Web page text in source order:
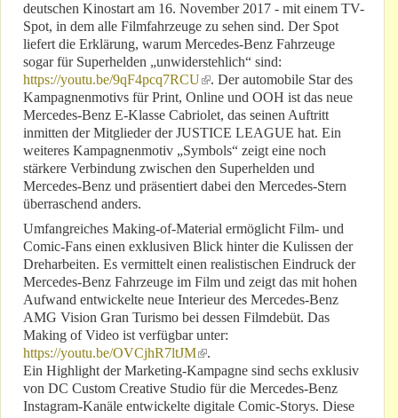
deutschen Kinostart am 16. November 2017 - mit einem TV-
Spot, in dem alle Filmfahrzeuge zu sehen sind. Der Spot
liefert die Erklärung, warum Mercedes-Benz Fahrzeuge
sogar für Superhelden „unwiderstehlich“ sind:
https://youtu.be/9qF4pcq7RCU(link is external)
. Der automobile Star des
Kampagnenmotivs für Print, Online und OOH ist das neue
Mercedes-Benz E-Klasse Cabriolet, das seinen Auftritt
inmitten der Mitglieder der JUSTICE LEAGUE hat. Ein
weiteres Kampagnenmotiv „Symbols“ zeigt eine noch
stärkere Verbindung zwischen den Superhelden und
Mercedes-Benz und präsentiert dabei den Mercedes-Stern
überraschend anders.
Umfangreiches Making-of-Material ermöglicht Film- und
Comic-Fans einen exklusiven Blick hinter die Kulissen der
Dreharbeiten. Es vermittelt einen realistischen Eindruck der
Mercedes-Benz Fahrzeuge im Film und zeigt das mit hohen
Aufwand entwickelte neue Interieur des Mercedes-Benz
AMG Vision Gran Turismo bei dessen Filmdebüt. Das
Making of Video ist verfügbar unter:
https://youtu.be/OVCjhR7ltJM(link is external)
.
Ein Highlight der Marketing-Kampagne sind sechs exklusiv
von DC Custom Creative Studio für die Mercedes-Benz
Instagram-Kanäle entwickelte digitale Comic-Storys. Diese